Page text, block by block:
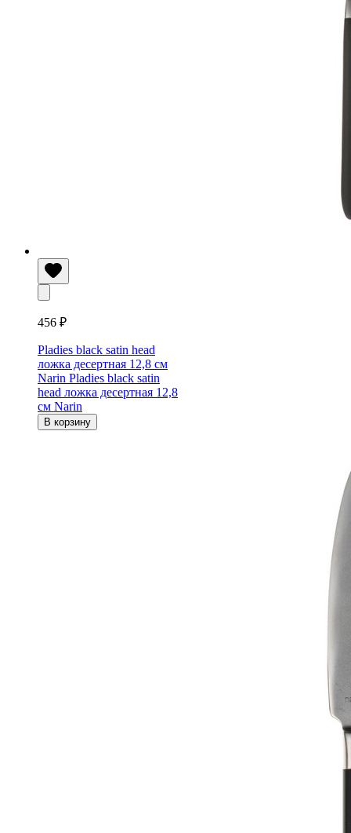
456 ₽
Pladies black satin head
ложка десертная 12,8 см
Narin Pladies black satin
head ложка десертная 12,8
см Narin
В корзину